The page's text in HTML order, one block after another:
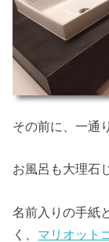
その前に、一通
お風呂も大理石
名前入りの手紙
く、 マリオット